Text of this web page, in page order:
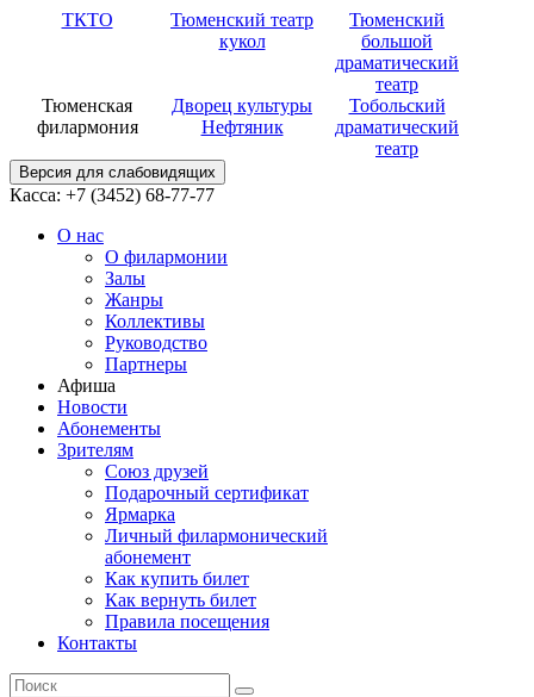
ТКТО
Тюменский театр
кукол
Тюменский
большой
драматический
театр
Тюменская
филармония
Дворец культуры
Нефтяник
Тобольский
драматический
театр
Версия для слабовидящих
Касса: +7 (3452) 68-77-77
О нас
О филармонии
Залы
Жанры
Коллективы
Руководство
Партнеры
Афиша
Новости
Абонементы
Зрителям
Союз друзей
Подарочный сертификат
Ярмарка
Личный филармонический
абонемент
Как купить билет
Как вернуть билет
Правила посещения
Контакты